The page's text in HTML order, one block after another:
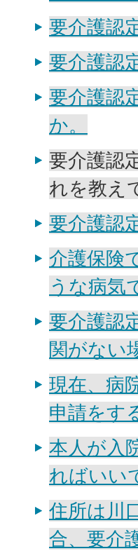
要介護認
要介護認
要介護認
か。
要介護認
れを教え
要介護認
介護保険
うな病気
要介護認
関がない
現在、病
申請をす
本人が入
ればいい
住所は川
合、要介